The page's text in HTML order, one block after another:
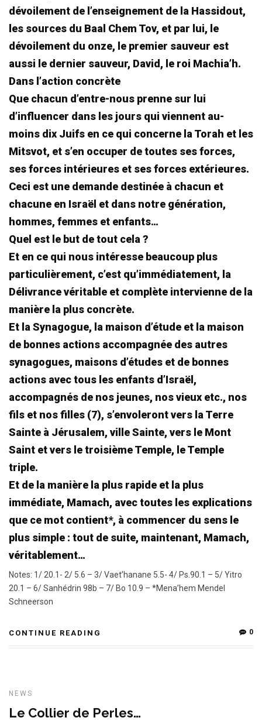
dévoilement de l’enseignement de la Hassidout,
les sources du Baal Chem Tov, et par lui, le
dévoilement du onze, le premier sauveur est
aussi le dernier sauveur, David, le roi Machia’h.
Dans l’action concrète
Que chacun d’entre-nous prenne sur lui
d’influencer dans les jours qui viennent au-
moins dix Juifs en ce qui concerne la Torah et les
Mitsvot, et s’en occuper de toutes ses forces,
ses forces intérieures et ses forces extérieures.
Ceci est une demande destinée à chacun et
chacune en Israël et dans notre génération,
hommes, femmes et enfants…
Quel est le but de tout cela ?
Et en ce qui nous intéresse beaucoup plus
particulièrement, c’est qu’immédiatement, la
Délivrance véritable et complète intervienne de la
manière la plus concrète.
Et la Synagogue, la maison d’étude et la maison
de bonnes actions accompagnée des autres
synagogues, maisons d’études et de bonnes
actions avec tous les enfants d’Israël,
accompagnés de nos jeunes, nos vieux etc., nos
fils et nos filles (7), s’envoleront vers la Terre
Sainte à Jérusalem, ville Sainte, vers le Mont
Saint et vers le troisième Temple, le Temple
triple.
Et de la manière la plus rapide et la plus
immédiate, Mamach, avec toutes les explications
que ce mot contient*, à commencer du sens le
plus simple : tout de suite, maintenant, Mamach,
véritablement…
Notes: 1/ 20.1- 2/ 5.6 – 3/ Vaet’hanane 5.5- 4/ Ps.90.1 – 5/ Yitro
20.1 – 6/ Sanhédrin 98b – 7/ Bo 10.9 – *Mena’hem Mendel
Schneerson
CONTINUE READING 0
NEWS
Le Collier de Perles…